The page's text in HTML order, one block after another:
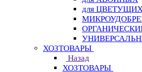
для
ХОЗТОВАРЫ
Назад
ХОЗТОВАРЫ